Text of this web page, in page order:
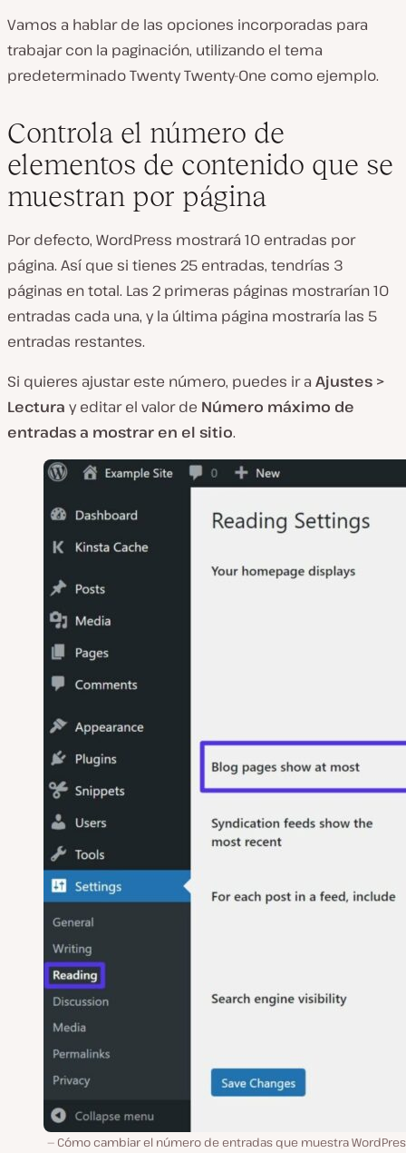
Vamos a hablar de las opciones incorporadas para
trabajar con la paginación, utilizando el tema
predeterminado Twenty Twenty-One como ejemplo.
Controla el número de
elementos de contenido que se
muestran por página
Por defecto, WordPress mostrará 10 entradas por
página. Así que si tienes 25 entradas, tendrías 3
páginas en total. Las 2 primeras páginas mostrarían 10
entradas cada una, y la última página mostraría las 5
entradas restantes.
Si quieres ajustar este número, puedes ir a Ajustes >
Lectura y editar el valor de Número máximo de
entradas a mostrar en el sitio.
Cómo cambiar el número de entradas que muestra